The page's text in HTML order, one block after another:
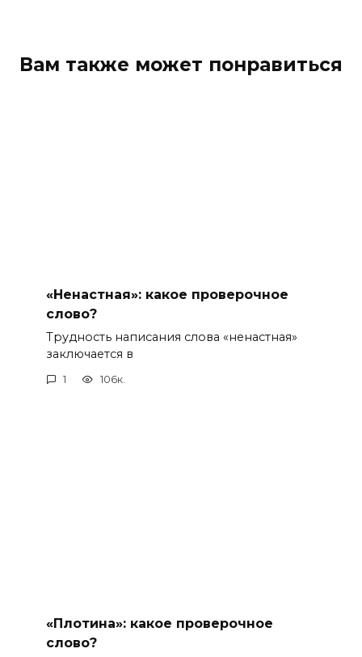
Вам также может понравиться
«Ненастная»: какое проверочное
слово?
Трудность написания слова «ненастная»
заключается в
1 106к.
«Плотина»: какое проверочное
слово?